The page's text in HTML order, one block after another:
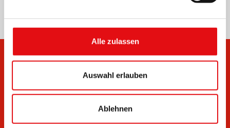
Alle zulassen
Auswahl erlauben
Ablehnen